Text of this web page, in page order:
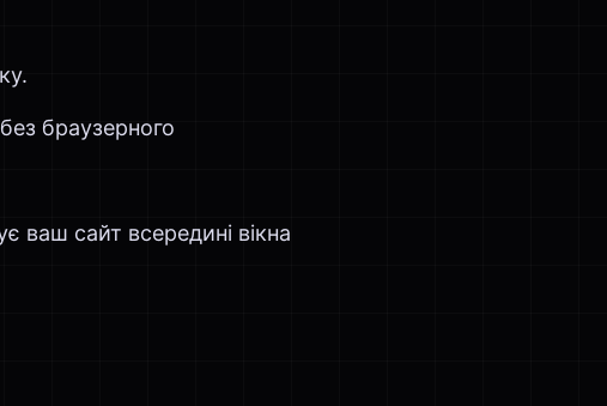
браузерного
ваш сайт всередині вікна